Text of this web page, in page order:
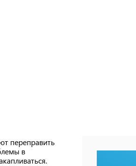
переправить
в